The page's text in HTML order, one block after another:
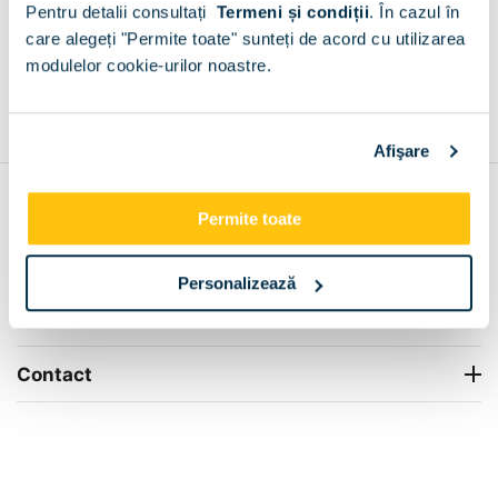
Pentru detalii consultați Termeni și condiții. În cazul în
care alegeți "Permite toate" sunteți de acord cu utilizarea
modulelor cookie-urilor noastre.
Afişare
Permite toate
Personalizează
+
Info Center
Livrare
Contact